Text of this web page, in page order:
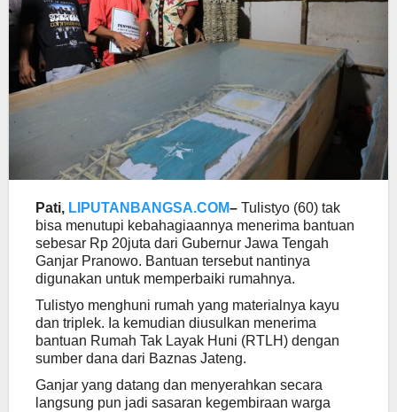
Pati, LIPUTANBANGSA.COM– Tulistyo (60) tak
bisa menutupi kebahagiaannya menerima bantuan
sebesar Rp 20juta dari Gubernur Jawa Tengah
Ganjar Pranowo. Bantuan tersebut nantinya
digunakan untuk memperbaiki rumahnya.
Tulistyo menghuni rumah yang materialnya kayu
dan triplek. Ia kemudian diusulkan menerima
bantuan Rumah Tak Layak Huni (RTLH) dengan
sumber dana dari Baznas Jateng.
Ganjar yang datang dan menyerahkan secara
langsung pun jadi sasaran kegembiraan warga